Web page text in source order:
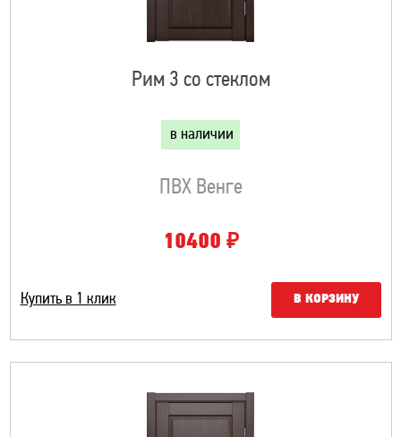
Рим 3 со стеклом
в наличии
ПВХ Венге
10400 ₽
Купить в 1 клик В КОРЗИНУ